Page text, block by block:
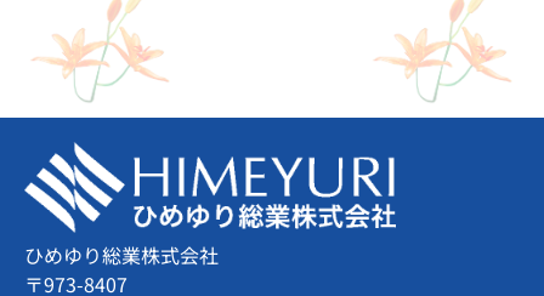
ひめゆり総業株式会社
〒973-8407